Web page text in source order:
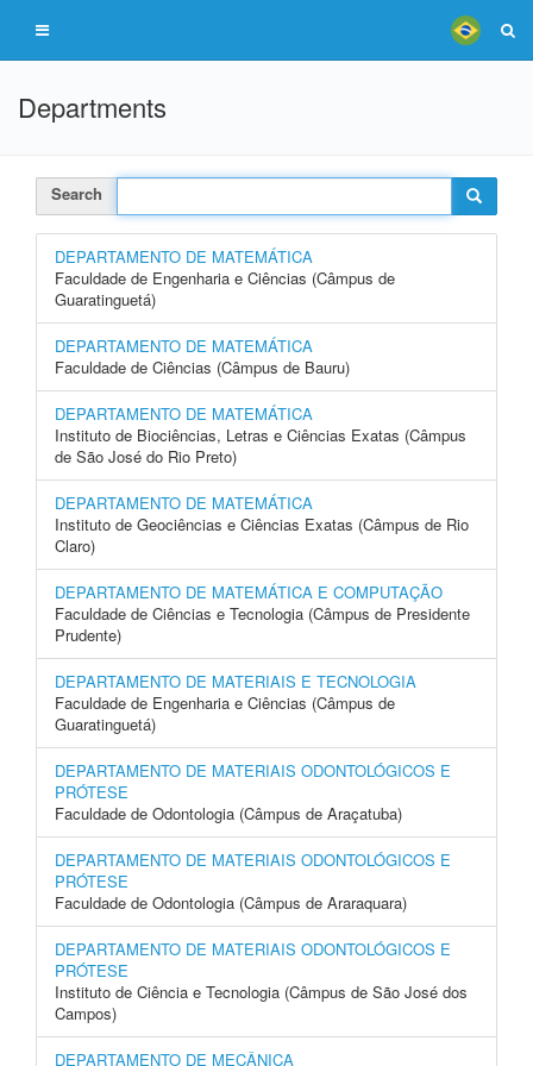
Departments
Search
DEPARTAMENTO DE MATEMÁTICA
Faculdade de Engenharia e Ciências (Câmpus de
Guaratinguetá)
DEPARTAMENTO DE MATEMÁTICA
Faculdade de Ciências (Câmpus de Bauru)
DEPARTAMENTO DE MATEMÁTICA
Instituto de Biociências, Letras e Ciências Exatas (Câmpus
de São José do Rio Preto)
DEPARTAMENTO DE MATEMÁTICA
Instituto de Geociências e Ciências Exatas (Câmpus de Rio
Claro)
DEPARTAMENTO DE MATEMÁTICA E COMPUTAÇÃO
Faculdade de Ciências e Tecnologia (Câmpus de Presidente
Prudente)
DEPARTAMENTO DE MATERIAIS E TECNOLOGIA
Faculdade de Engenharia e Ciências (Câmpus de
Guaratinguetá)
DEPARTAMENTO DE MATERIAIS ODONTOLÓGICOS E
PRÓTESE
Faculdade de Odontologia (Câmpus de Araçatuba)
DEPARTAMENTO DE MATERIAIS ODONTOLÓGICOS E
PRÓTESE
Faculdade de Odontologia (Câmpus de Araraquara)
DEPARTAMENTO DE MATERIAIS ODONTOLÓGICOS E
PRÓTESE
Instituto de Ciência e Tecnologia (Câmpus de São José dos
Campos)
DEPARTAMENTO DE MECÂNICA